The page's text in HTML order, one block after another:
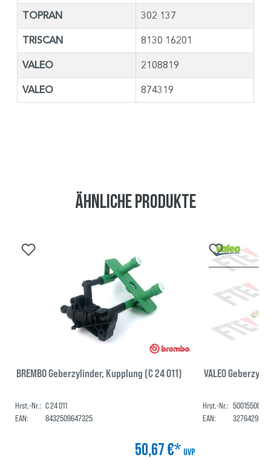
TOPRAN 302 137
TRISCAN 8130 16201
VALEO 2108819
VALEO 874319
Ähnliche Produkte
BREMBO Geberzylinder, Kupplung (C 24 011)
Hrst.-Nr.: C 24 011
EAN:
8432509647325
50,67 €* UVP
VALEO
Hrst.-Nr.: 50015500
EAN: